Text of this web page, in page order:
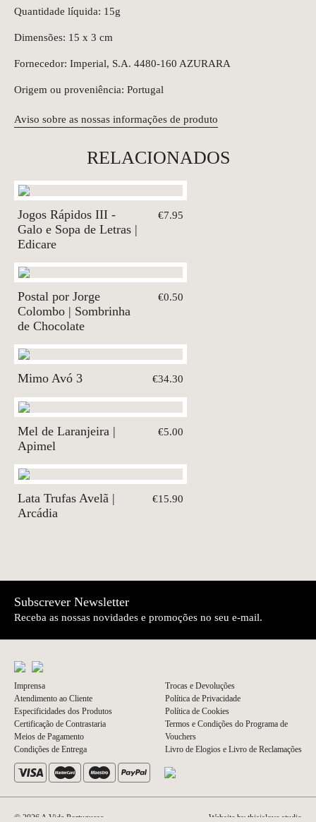
Quantidade líquida: 15g
Dimensões: 15 x 3 cm
Fornecedor: Imperial, S.A. 4480-160 AZURARA
Origem ou proveniência: Portugal
Aviso sobre as nossas informações de produto
RELACIONADOS
Jogos Rápidos III -
Galo e Sopa de Letras |
Edicare
€7.95
Postal por Jorge
Colombo | Sombrinha
de Chocolate
€0.50
Mimo Avó 3 €34.30
Mel de Laranjeira |
Apimel
€5.00
Lata Trufas Avelã |
Arcádia
€15.90
Subscrever Newsletter
Receba as nossas novidades e promoções no seu e-mail.
Imprensa
Atendimento ao Cliente
Especificidades dos Produtos
Certificação de Contrastaria
Meios de Pagamento
Condições de Entrega
Trocas e Devoluções
Política de Privacidade
Política de Cookies
Termos e Condições do Programa de
Vouchers
Livro de Elogios e Livro de Reclamações
© 2026 A Vida Portuguesa Website by thisislove studio